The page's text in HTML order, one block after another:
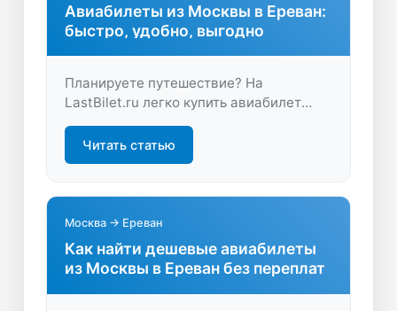
Авиабилеты из Москвы в Ереван:
быстро, удобно, выгодно
Планируете путешествие? На
LastBilet.ru легко купить авиабилет
Москва Ереван по лучшей цене.
Сравните предложения, найдите
удобные рейсы и начните свое
Читать статью
Москва → Ереван
Как найти дешевые авиабилеты
из Москвы в Ереван без переплат